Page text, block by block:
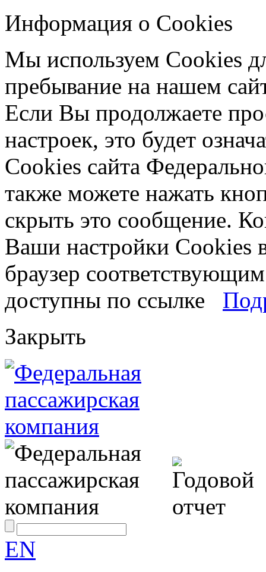
Информация о Cookies
Мы используем Cookies
пребывание на нашем
Если Вы продолжаете
настроек, это будет
Cookies сайта
также можете нажать
скрыть это сообщение.
Ваши настройки Cookies
браузер
доступны по ссылке
Закрыть
EN